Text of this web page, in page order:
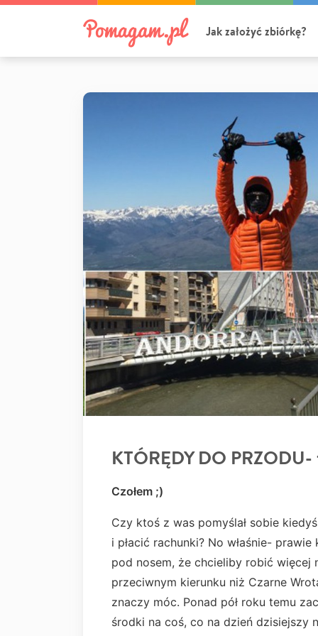
Jak założyć zbiórkę?
KTÓRĘDY DO
Czołem ;)
Czy ktoś z was pomyślał sobie
i płacić rachunki? No właśnie-
pod nosem, że chcieliby robić więcej
przeciwnym kierunku niż Czarne
znaczy móc. Ponad pół roku temu
środki na coś, co na dzień dzisiejszy